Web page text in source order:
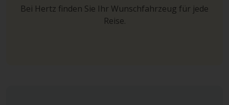
Bei Hertz finden Sie Ihr Wunschfahrzeug für jede
Reise.